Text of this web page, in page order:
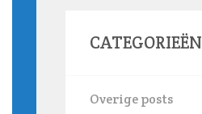
CATEGORIEËN
Overige posts